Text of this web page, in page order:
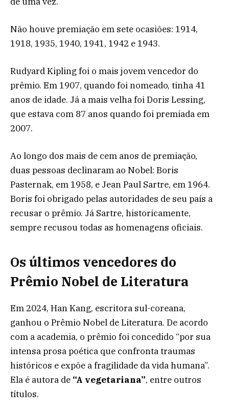
Não houve premiação em sete ocasiões: 1914,
1918, 1935, 1940, 1941, 1942 e 1943.
Rudyard Kipling foi o mais jovem vencedor do
prêmio. Em 1907, quando foi nomeado, tinha 41
anos de idade. Já a mais velha foi Doris Lessing,
que estava com 87 anos quando foi premiada em
2007.
Ao longo dos mais de cem anos de premiação,
duas pessoas declinaram ao Nobel: Boris
Pasternak, em 1958, e Jean Paul Sartre, em 1964.
Boris foi obrigado pelas autoridades de seu país a
recusar o prêmio. Já Sartre, historicamente,
sempre recusou todas as homenagens oficiais.
Os últimos vencedores do
Prêmio Nobel de Literatura
Em 2024, Han Kang, escritora sul-coreana,
ganhou o Prêmio Nobel de Literatura. De acordo
com a academia, o prêmio foi concedido “por sua
intensa prosa poética que confronta traumas
históricos e expõe a fragilidade da vida humana”.
Ela é autora de “A vegetariana”, entre outros
títulos.